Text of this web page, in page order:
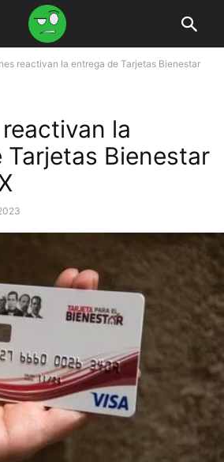
reactivan la entrega de Tarjetas Bienestar
la
Tarjetas Bienestar